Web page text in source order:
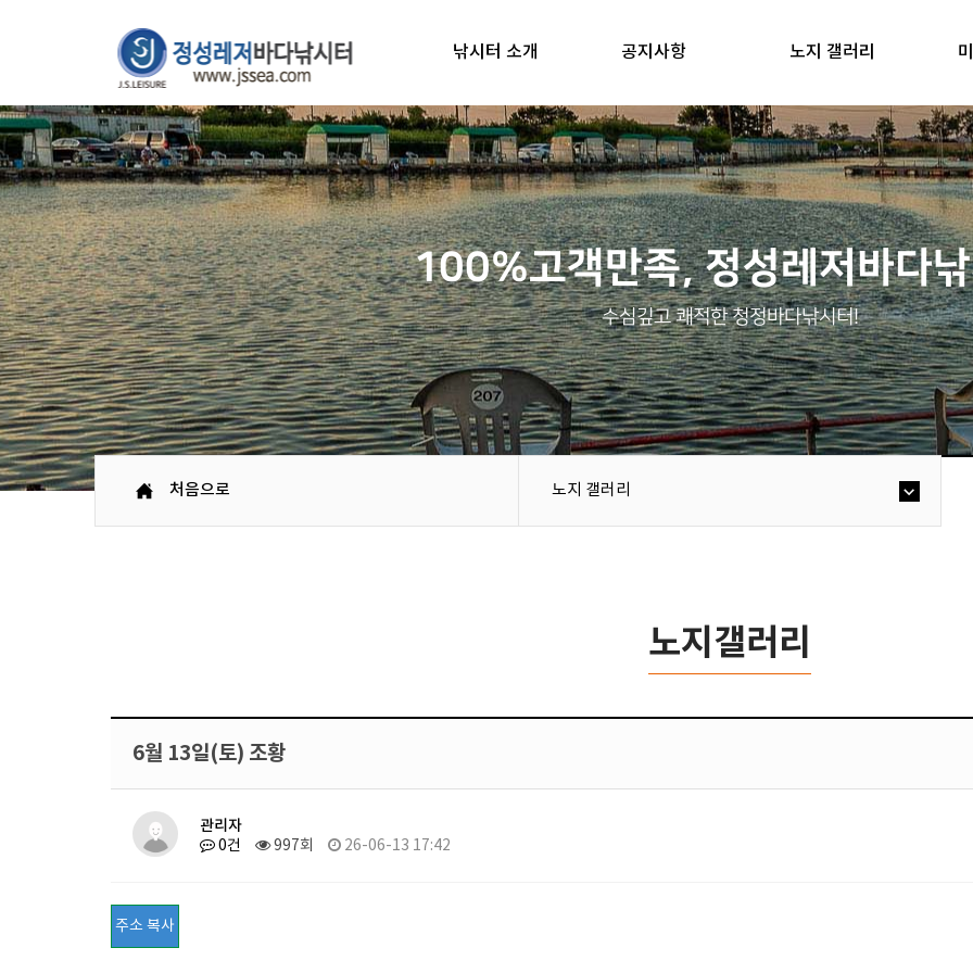
낚시터 소개 공지사항 노지 갤러리
100%고객만족, 정성레저바다
수심깊고 쾌적한 청정바다낚시터!
처음으로 노지 갤러리
노지갤러리
6월 13일(토) 조황
관리자
0건 997회 26-06-13 17:42
주소 복사